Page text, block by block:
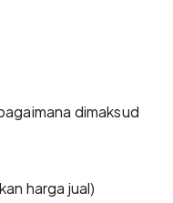
dimaksud
harga jual)